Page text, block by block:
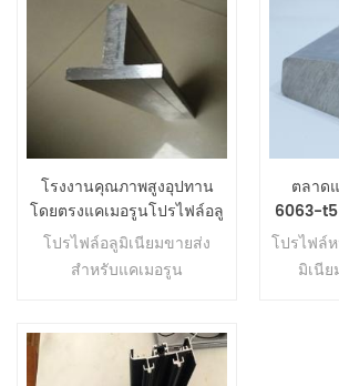
โรงงานคุณภาพสูงอุปทาน
โดยตรงแคเมอรูนโปรไฟล์อลู
มิเนียม
โปรไฟล์อลูมิเนียมขายส่ง
สำหรับแคเมอรูน
ตลาด
6063-
อลูมิเนี
โปรไฟล์
มิเนีย